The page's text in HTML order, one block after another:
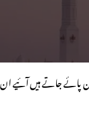
پائے جاتے ہیں آئیے ان